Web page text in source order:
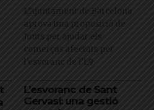
L’Ajuntament de Barcelona
aprova una proposició de
Junts per ajudar els
comerços afectats per
l'esvoranc de l'L9
L’esvoranc de Sant
Gervasi: una gestió